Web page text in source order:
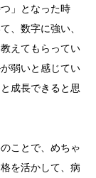
」となった時
、数字に強い、
えてもらってい
弱いと感じてい
成長できると思
ことで、めちゃ
を活かして、病